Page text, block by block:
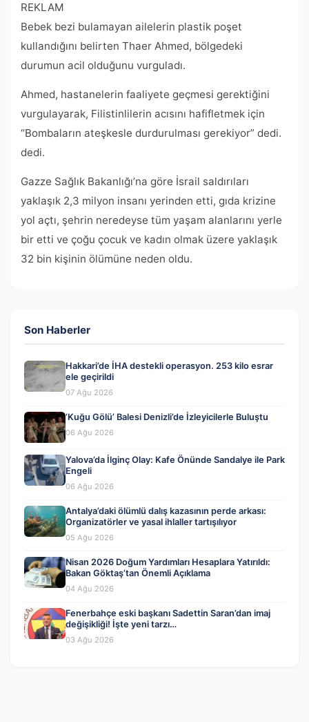
REKLAM
Bebek bezi bulamayan ailelerin plastik poşet
kullandığını belirten Thaer Ahmed, bölgedeki
durumun acil olduğunu vurguladı.
Ahmed, hastanelerin faaliyete geçmesi gerektiğini
vurgulayarak, Filistinlilerin acısını hafifletmek için
“Bombaların ateşkesle durdurulması gerekiyor” dedi.
dedi.
Gazze Sağlık Bakanlığı’na göre İsrail saldırıları
yaklaşık 2,3 milyon insanı yerinden etti, gıda krizine
yol açtı, şehrin neredeyse tüm yaşam alanlarını yerle
bir etti ve çoğu çocuk ve kadın olmak üzere yaklaşık
32 bin kişinin ölümüne neden oldu.
Son Haberler
Hakkari’de İHA destekli operasyon. 253 kilo esrar
ele geçirildi
07 Ağu 2026
‘Kuğu Gölü’ Balesi Denizli’de İzleyicilerle Buluştu
06 Ağu 2026
Yalova’da İlginç Olay: Kafe Önünde Sandalye ile Park
Engeli
06 Ağu 2026
Antalya’daki ölümlü dalış kazasının perde arkası:
Organizatörler ve yasal ihlaller tartışılıyor
05 Ağu 2026
Nisan 2026 Doğum Yardımları Hesaplara Yatırıldı:
Bakan Göktaş’tan Önemli Açıklama
04 Ağu 2026
Fenerbahçe eski başkanı Sadettin Saran’dan imaj
değişikliği! İşte yeni tarzı…
03 Ağu 2026